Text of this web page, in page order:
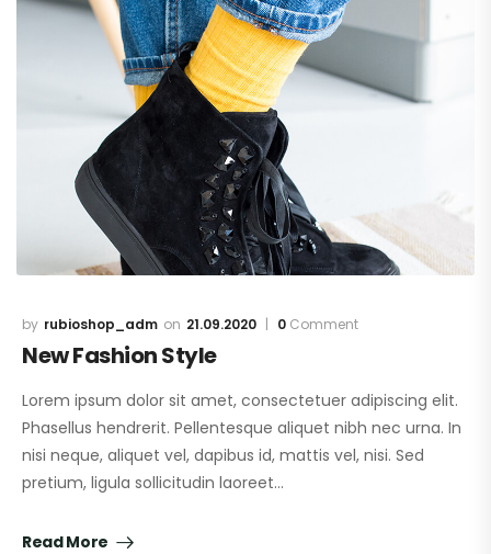
rubioshop_adm 21.09.2020 0 Comment
New Fashion Style
Lorem ipsum dolor sit amet, consectetuer adipiscing elit.
Phasellus hendrerit. Pellentesque aliquet nibh nec urna. In
nisi neque, aliquet vel, dapibus id, mattis vel, nisi. Sed
pretium, ligula sollicitudin laoreet…
Read More